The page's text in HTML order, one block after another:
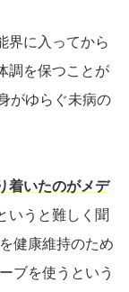
界に入ってから
調を保つことが
がゆらぐ未病の
着いたのがメデ
いうと難しく聞
健康維持のため
ブを使うという